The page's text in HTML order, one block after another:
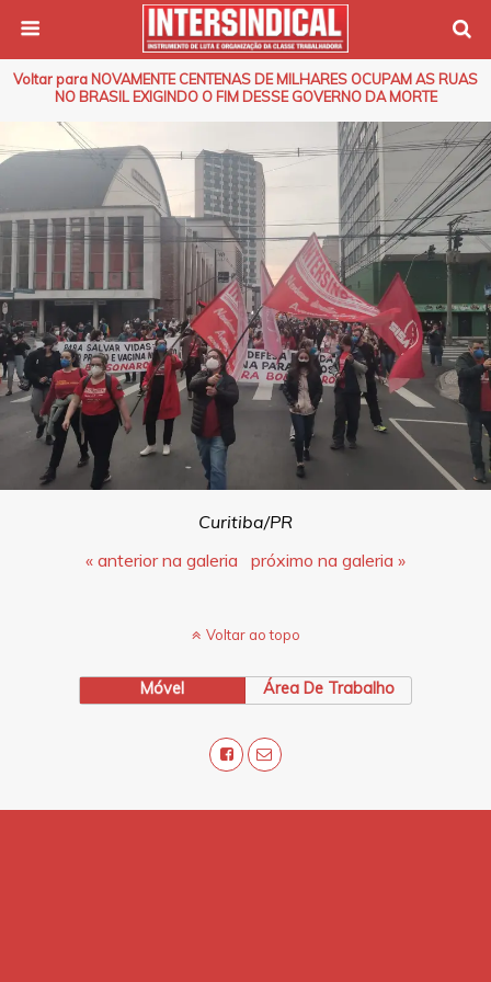
Voltar para NOVAMENTE CENTENAS DE MILHARES OCUPAM AS RUAS
NO BRASIL EXIGINDO O FIM DESSE GOVERNO DA MORTE
Curitiba/PR
« anterior na galeria
próximo na galeria »
Voltar ao topo
Móvel Área De Trabalho